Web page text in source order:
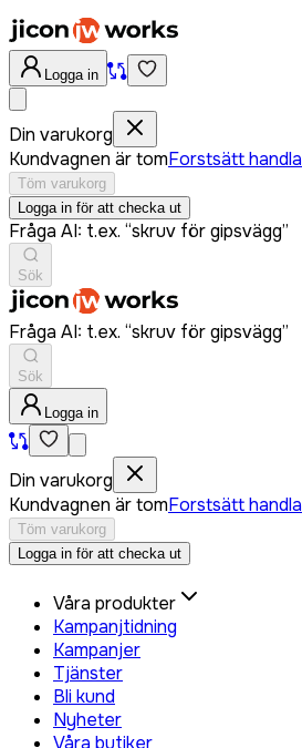
Logga in
Din varukorg
Kundvagnen är tomForstsätt handla
Töm varukorg
Logga in för att checka ut
Fråga AI: t.ex. “skruv för gipsvägg”
Sök
Fråga AI: t.ex. “skruv för gipsvägg”
Sök
Logga in
Din varukorg
Kundvagnen är tomForstsätt handla
Töm varukorg
Logga in för att checka ut
Våra produkter
Kampanjtidning
Kampanjer
Tjänster
Bli kund
Nyheter
Våra butiker